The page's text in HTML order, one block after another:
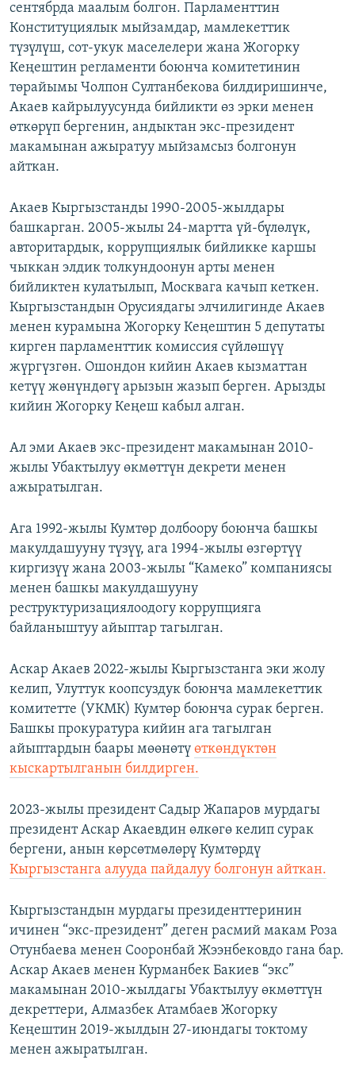
сентябрда маалым болгон. Парламенттин
Конституциялык мыйзамдар, мамлекеттик
түзүлүш, сот-укук маселелери жана Жогорку
Кеңештин регламенти боюнча комитетинин
төрайымы Чолпон Султанбекова билдиришинче,
Акаев кайрылуусунда бийликти өз эрки менен
өткөрүп бергенин, андыктан экс-президент
макамынан ажыратуу мыйзамсыз болгонун
айткан.
Акаев Кыргызстанды 1990-2005-жылдары
башкарган. 2005-жылы 24-мартта үй-бүлөлүк,
авторитардык, коррупциялык бийликке каршы
чыккан элдик толкундоонун арты менен
бийликтен кулатылып, Москвага качып кеткен.
Кыргызстандын Орусиядагы элчилигинде Акаев
менен курамына Жогорку Кеңештин 5 депутаты
кирген парламенттик комиссия сүйлөшүү
жүргүзгөн. Ошондон кийин Акаев кызматтан
кетүү жөнүндөгү арызын жазып берген. Арызды
кийин Жогорку Кеңеш кабыл алган.
Ал эми Акаев экс-президент макамынан 2010-
жылы Убактылуу өкмөттүн декрети менен
ажыратылган.
Ага 1992-жылы Кумтөр долбоору боюнча башкы
макулдашууну түзүү, ага 1994-жылы өзгөртүү
киргизүү жана 2003-жылы “Камеко” компаниясы
менен башкы макулдашууну
реструктуризациялоодогу коррупцияга
байланыштуу айыптар тагылган.
Аскар Акаев 2022-жылы Кыргызстанга эки жолу
келип, Улуттук коопсуздук боюнча мамлекеттик
комитетте (УКМК) Кумтөр боюнча сурак берген.
Башкы прокуратура кийин ага тагылган
айыптардын баары мөөнөтү өткөндүктөн
кыскартылганын билдирген.
2023-жылы президент Садыр Жапаров мурдагы
президент Аскар Акаевдин өлкөгө келип сурак
бергени, анын көрсөтмөлөрү Кумтөрдү
Кыргызстанга алууда пайдалуу болгонун айткан.
Кыргызстандын мурдагы президенттеринин
ичинен “экс-президент” деген расмий макам Роза
Отунбаева менен Сооронбай Жээнбековдо гана бар.
Аскар Акаев менен Курманбек Бакиев “экс”
макамынан 2010-жылдагы Убактылуу өкмөттүн
декреттери, Алмазбек Атамбаев Жогорку
Кеңештин 2019-жылдын 27-июндагы токтому
менен ажыратылган.